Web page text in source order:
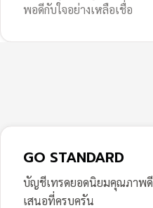
พอดีกับใจอย่างเหลือเชื่อ
GO STANDARD
บัญชีเทรดยอดนิยมคุณภาพดี
เสนอที่ครบครัน